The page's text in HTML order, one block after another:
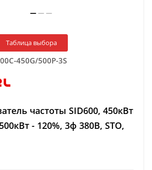
Таблица выбора
450G/500P-3S
частоты SID600, 450кВт
- 120%, 3ф 380В, STO,